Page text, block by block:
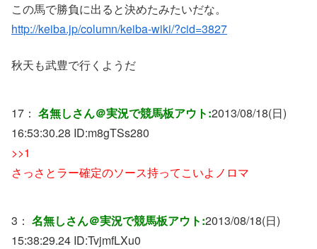
この馬で勝負に出ると決めたみたいだな。
http://keiba.jp/column/keiba-wiki/?cid=3827
秋天も武豊で行くようだ
17： 名無しさん＠実況で競馬板アウト:2013/08/18(日)
16:53:30.28 ID:m8gTSs280
>>1
さっさとラー確定のソース持ってこいよノロマ
3： 名無しさん＠実況で競馬板アウト:2013/08/18(日)
15:38:29.24 ID:TvjmfLXu0